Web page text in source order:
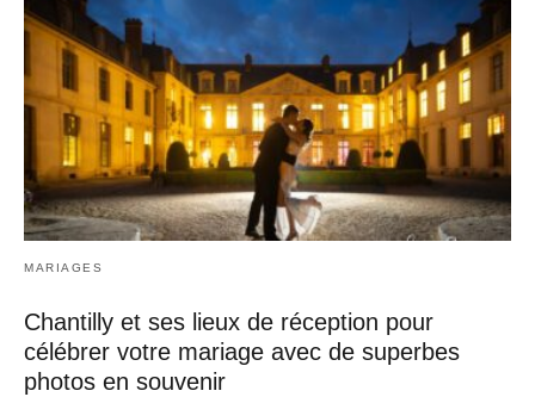
MARIAGES
Chantilly et ses lieux de réception pour
célébrer votre mariage avec de superbes
photos en souvenir